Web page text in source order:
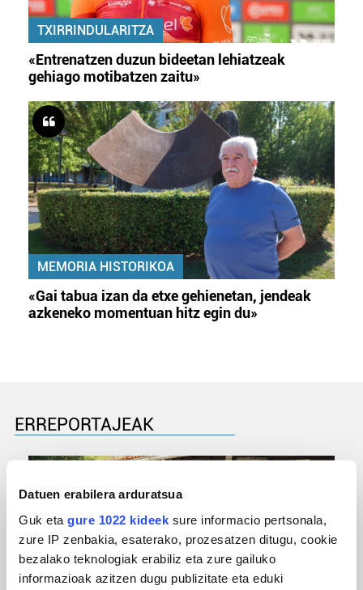
Datuen erabilera arduratsua
Guk eta gure 1022 kideek sure informacio pertsonala,
zure IP zenbakia, esaterako, prozesatzen ditugu, cookie
bezalako teknologiak erabiliz eta zure gailuko
informazioak azitzen dugu publizitate eta eduki
TXIRRINDULARITZA
«Entrenatzen duzun bideetan lehiatzeak
gehiago motibatzen zaitu»
MEMORIA HISTORIKOA
«Gai tabua izan da etxe gehienetan, jendeak
azkeneko momentuan hitz egin du»
ERREPORTAJEAK